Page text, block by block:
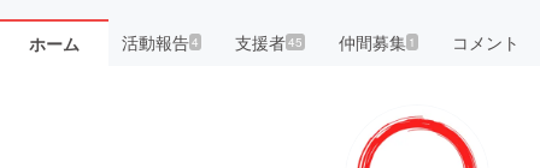
ホーム 活動報告4 支援者45 仲間募集 1 コメント